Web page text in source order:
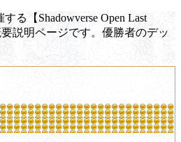
る【Shadowverse Open Last
説明ページです。優勝者のデッ